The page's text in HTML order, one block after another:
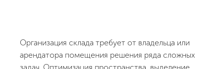
Организация склада требует от владельца или
арендатора помещения решения ряда сложных